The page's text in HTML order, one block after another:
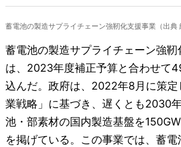
蓄電池の製造サプライチェーン強靭化支援事業（出典
蓄電池の製造サプライチェーン強靭
は、2023年度補正予算と合わせて
込んだ。政府は、2022年8月に策定
業戦略」に基づき、遅くとも2030
池・部素材の国内製造基盤を
を掲げている。この事業では、蓄